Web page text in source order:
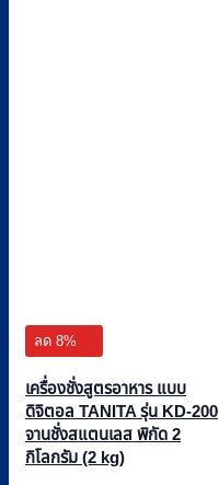
ลด 8%
เครื่องชั่งสูตรอาหาร แบบ
ดิจิตอล TANITA รุ่น KD-200
จานชั่งสแตนเลส พิกัด 2
กิโลกรัม (2 kg)